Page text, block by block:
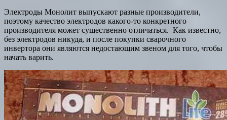
Электроды Монолит выпускают разные производители,
поэтому качество электродов какого-то конкретного
производителя может существенно отличаться. Как известно,
без электродов никуда, и после покупки сварочного
инвертора они являются недостающим звеном для того, чтобы
начать варить.